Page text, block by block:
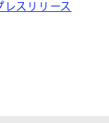
レスリリース